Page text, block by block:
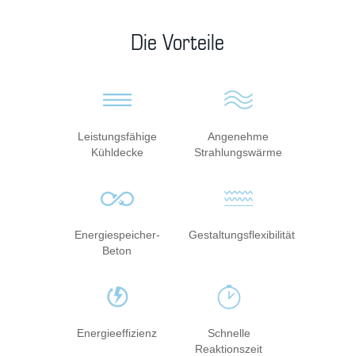
Die Vorteile
Leistungsfähige
Kühldecke
Angenehme
Strahlungswärme
Energiespeicher-
Beton
Gestaltungsflexibilität
Energieeffizienz
Schnelle
Reaktionszeit